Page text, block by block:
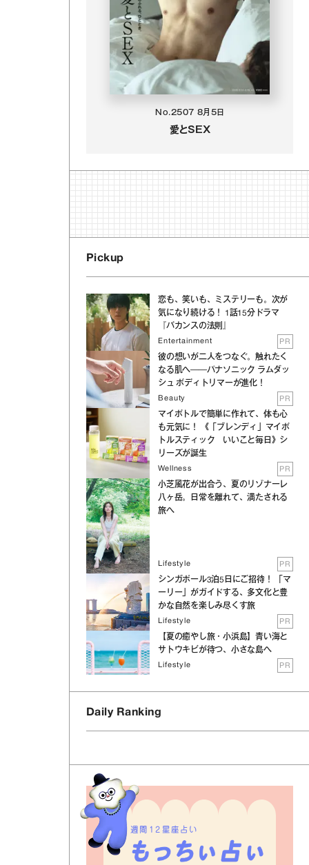
No.2507 8月5日
愛とSEX
Pickup
恋も、笑いも、ミステリーも。次が
気になり続ける！ 1話15分ドラマ
『バカンスの法則』
Entertainment PR
彼の想いが二人をつなぐ。触れたく
なる肌へ──パナソニック ラムダッ
シュ ボディトリマーが進化！
Beauty PR
マイボトルで簡単に作れて、体も心
も元気に！ 《「ブレンディ」マイボ
トルスティック いいこと毎日》シ
リーズが誕生
Wellness PR
小芝風花が出合う、夏のリゾナーレ
八ヶ岳。日常を離れて、満たされる
旅へ
Lifestyle PR
シンガポール3泊5日にご招待！ 「マ
ーリー」がガイドする、多文化と豊
かな自然を楽しみ尽くす旅
Lifestyle PR
【夏の癒やし旅・小浜島】青い海と
サトウキビが待つ、小さな島へ
Lifestyle PR
Daily Ranking
週間12星座占い